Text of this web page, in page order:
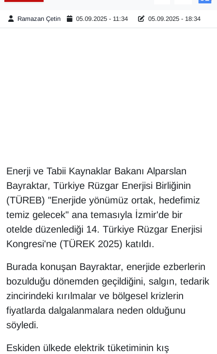
Ramazan Çetin 05.09.2025 - 11:34 05.09.2025 - 18:34
Enerji ve Tabii Kaynaklar Bakanı Alparslan
Bayraktar, Türkiye Rüzgar Enerjisi Birliğinin
(TÜREB) "Enerjide yönümüz ortak, hedefimiz
temiz gelecek" ana temasıyla İzmir'de bir
otelde düzenlediği 14. Türkiye Rüzgar Enerjisi
Kongresi'ne (TÜREK 2025) katıldı.
Burada konuşan Bayraktar, enerjide ezberlerin
bozulduğu dönemden geçildiğini, salgın, tedarik
zincirindeki kırılmalar ve bölgesel krizlerin
fiyatlarda dalgalanmalara neden olduğunu
söyledi.
Eskiden ülkede elektrik tüketiminin kış
Kamu Alımları
Kim Kimdir?
Kültür & Sanat
KURDÎ
MAGAZİN
MEDYA